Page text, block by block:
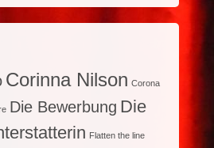
Corinna Nilson Corona
Die Bewerbung Die
Flatten the line